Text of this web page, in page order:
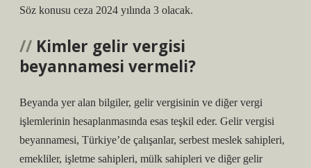
Söz konusu ceza 2024 yılında 3 olacak.
Kimler gelir vergisi
beyannamesi vermeli?
Beyanda yer alan bilgiler, gelir vergisinin ve diğer vergi
işlemlerinin hesaplanmasında esas teşkil eder. Gelir vergisi
beyannamesi, Türkiye’de çalışanlar, serbest meslek sahipleri,
emekliler, işletme sahipleri, mülk sahipleri ve diğer gelir